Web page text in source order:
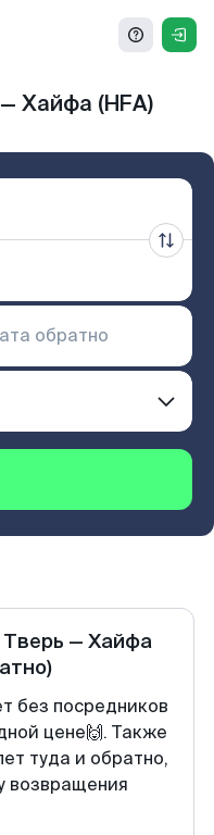
Хайфа (HFA)
Тверь — Хайфа
без посредников
цене🙌. Также
туда и обратно,
возвращения